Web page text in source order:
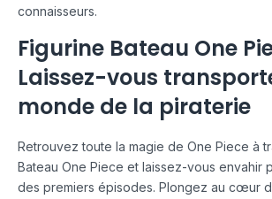
connaisseurs.
Figurine Bateau One
Laissez-vous
monde de la piraterie
Retrouvez toute la magie de One Piece à
Bateau One Piece et laissez-vous envahir
des premiers épisodes. Plongez au cœur